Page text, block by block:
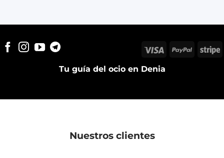
Tu guía del ocio en Denia
Visa PayPal
Nuestros clientes